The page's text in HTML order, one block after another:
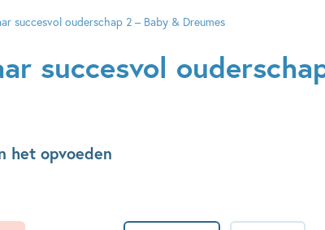
succesvol ouderschap 2 – Baby & Dreumes
succesvol
het opvoeden